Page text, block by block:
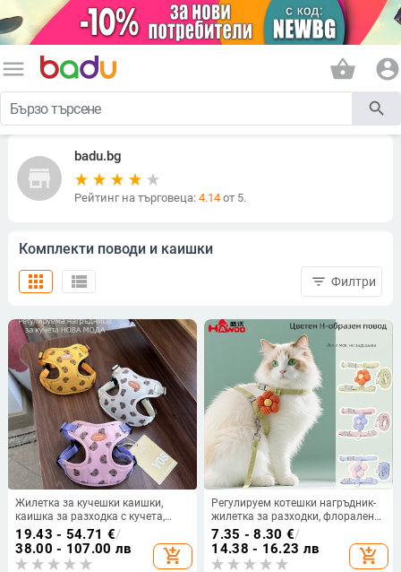
menu shopping_basket account_circle
search
store
badu.bg
Рейтинг на търговеца: 4.14от 5.
Комплекти поводи и каишки
view_list
apps filter_list Филтри
Жилетка за кучешки каишки,
каишка за разходка с кучета,
каишка за кучета за малко куче,
средно куче, нагръдник, каишка
за кучета с плюшено мече
19.43 - 54.71 €/
38.00 - 107.00 лв
add_shopping_cart
Регулируем котешки нагръдник-
жилетка за разходки, флорален
принт с малки цветчета
7.35 - 8.30 €/
14.38 - 16.23 лв
add_shopping_cart